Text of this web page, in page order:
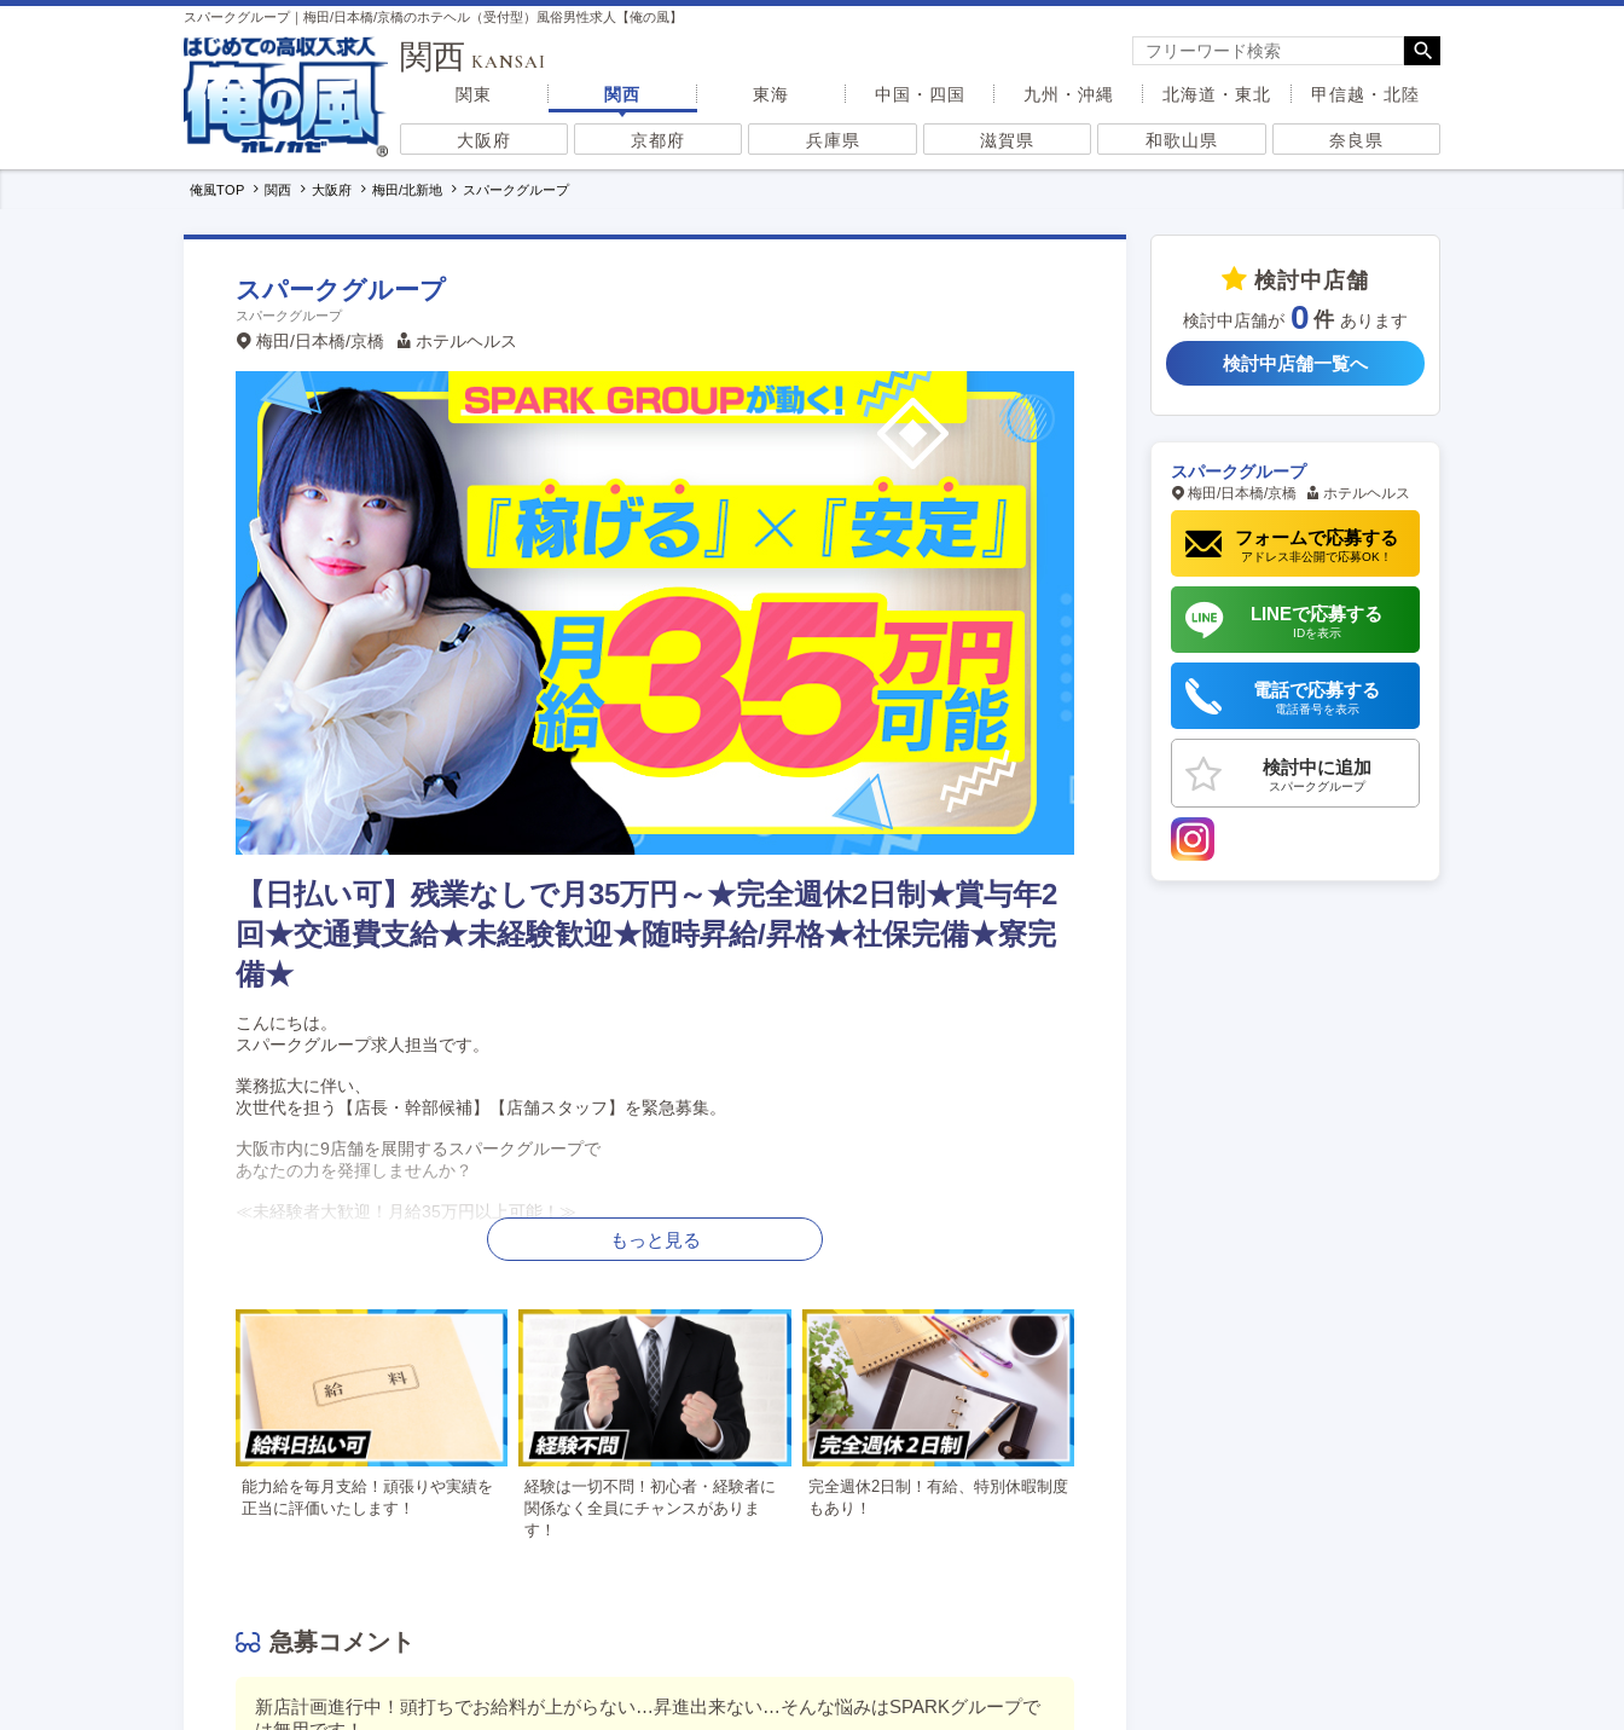
スパークグループ｜梅田/日本橋/京橋のホテヘル（受付型）風俗男性求人【俺の風】
関西 KANSAI
関東 関西 東海 中国・四国 九州・沖縄 北海道・東北 甲信越・北陸
大阪府 京都府 兵庫県 滋賀県 和歌山県 奈良県
俺風TOP 関西 大阪府 梅田/北新地 スパークグループ
スパークグループ
スパークグループ
梅田/日本橋/京橋 ホテルヘルス
【日払い可】残業なしで月35万円～★完全週休2日制★賞与年2
回★交通費支給★未経験歓迎★随時昇給/昇格★社保完備★寮完
備★
こんにちは。
スパークグループ求人担当です。
業務拡大に伴い、
次世代を担う【店長・幹部候補】【店舗スタッフ】を緊急募集。
大阪市内に9店舗を展開するスパークグループで
あなたの力を発揮しませんか？
≪未経験者大歓迎！月給35万円以上可能！≫
まずは簡単な受付業務やパソコン業務を行っていただき、
各々の得てに応じて、昇給や次の業務へと進んでいきます。
＼更に！／
現在、当グループは更なる飛躍に向けて、
外国人のお客様への接客をお任せできる、
英語・中国語・韓国語など、外国語を話せる方を大募集中！
高待遇で採用させていただきます。
▶完全週休2日制
▶残業なし（シフト制）
▶食事休憩あり
▶フレックス出社制度
もっと見る
能力給を毎月支給！頑張りや実績を
正当に評価いたします！
経験は一切不問！初心者・経験者に
関係なく全員にチャンスがありま
す！
完全週休2日制！有給、特別休暇制度
もあり！
急募コメント
新店計画進行中！頭打ちでお給料が上がらない…昇進出来ない…そんな悩みはSPARKグループで
検討中店舗
検討中店舗が 0 あります
検討中店舗一覧へ
スパークグループ
梅田/日本橋/京橋 ホテルヘルス
フォームで応募する
アドレス非公開で応募OK！
LINEで応募する
IDを表示
電話で応募する
電話番号を表示
検討中に追加
スパークグループ